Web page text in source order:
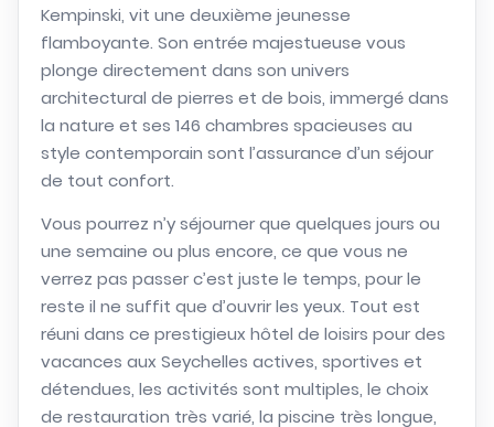
Kempinski, vit une deuxième jeunesse
flamboyante. Son entrée majestueuse vous
plonge directement dans son univers
architectural de pierres et de bois, immergé dans
la nature et ses 146 chambres spacieuses au
style contemporain sont l’assurance d’un séjour
de tout confort.
Vous pourrez n’y séjourner que quelques jours ou
une semaine ou plus encore, ce que vous ne
verrez pas passer c’est juste le temps, pour le
reste il ne suffit que d’ouvrir les yeux. Tout est
réuni dans ce prestigieux hôtel de loisirs pour des
vacances aux Seychelles actives, sportives et
détendues, les activités sont multiples, le choix
de restauration très varié, la piscine très longue,